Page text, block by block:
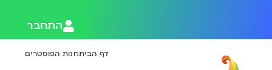
התחבר
דף הביתחנות הפוסטרים